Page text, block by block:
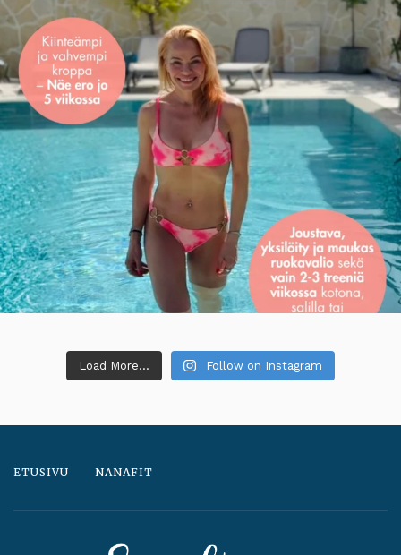
Load More... Follow on Instagram
ETUSIVU NANAFIT